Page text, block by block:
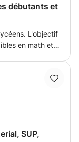
!
débutants et
L'objectif
en math et
SUP,